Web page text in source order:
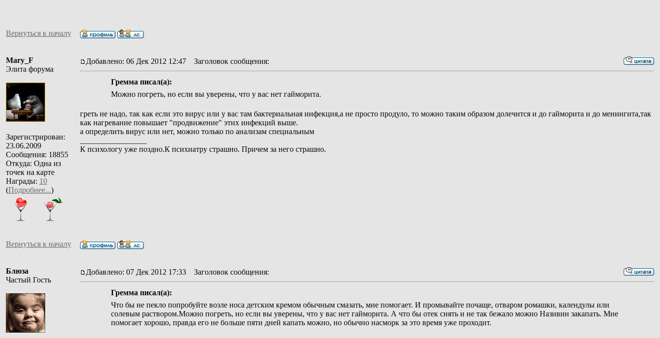
Вернуться к началу
Mary_F
Элита форума
Зарегистрирован:
23.06.2009
Сообщения: 18855
Откуда: Одна из
точек на карте
Награды: 10
(Подробнее...)
Добавлено: 06 Дек 2012 12:47 Заголовок сообщения:
Гремма писал(а):
Можно погреть, но если вы уверены, что у вас нет гайморита.
греть не надо, так как если это вирус или у вас там бактериальная инфекция,а не просто продуло, то можно таким образом долечится и до гайморита и до менингита,так
как нагревание повышает "продвижение" этих инфекций выше.
а определить вирус или нет, можно только по анализам специальным
К психологу уже поздно.К психиатру страшно. Причем за него страшно.
Вернуться к началу
Блюза
Частый Гость
Добавлено: 07 Дек 2012 17:33 Заголовок сообщения:
Гремма писал(а):
Что бы не пекло попробуйте возле носа детским кремом обычным смазать, мне помогает. И промывайте почаще, отваром ромашки, календулы или
солевым раствором.Можно погреть, но если вы уверены, что у вас нет гайморита. А что бы отек снять и не так бежало можно Називин закапать. Мне
помогает хорошо, правда его не больше пяти дней капать можно, но обычно насморк за это время уже проходит.